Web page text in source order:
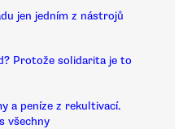
jen jedním z nástrojů
Protože solidarita je to
a peníze z rekultivací.
všechny